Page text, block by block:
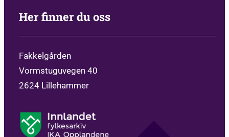
Her finner du oss
Fakkelgården
Vormstuguvegen 40
2624 Lillehammer